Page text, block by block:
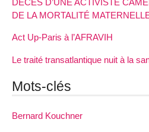
DÉCÈS D’UNE ACTIVISTE
DE LA MORTALITÉ
Act Up-Paris à l’AFRAVIH
Le traité transatlantique nuit à la
Mots-clés
Bernard Kouchner